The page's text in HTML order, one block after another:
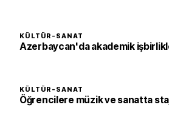
KÜLTÜR-SANAT
Azerbaycan'da akademik
KÜLTÜR-SANAT
Öğrencilere müzik ve sanatta